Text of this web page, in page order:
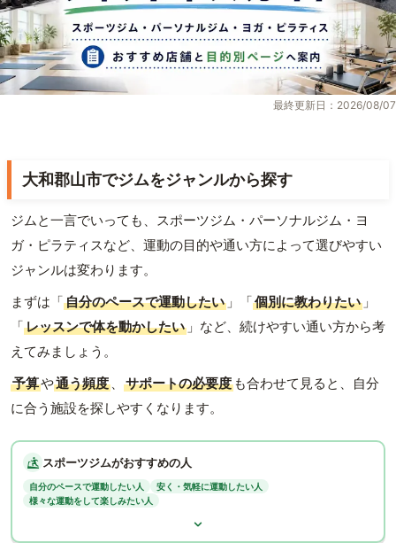
最終更新日：2026/08/07
大和郡山市でジムをジャンルから探す
ジムと一言でいっても、スポーツジム・パーソナルジム・ヨ
ガ・ピラティスなど、運動の目的や通い方によって選びやすい
ジャンルは変わります。
まずは「自分のペースで運動したい 」「個別に教わりたい 」
「レッスンで体を動かしたい 」など、続けやすい通い方から考
えてみましょう。
予算や通う頻度 、 サポートの必要度 も合わせて見ると、自分
に合う施設を探しやすくなります。
スポーツジムがおすすめの人
自分のペースで運動したい人
安く・気軽に運動したい人
様々な運動をして楽しみたい人